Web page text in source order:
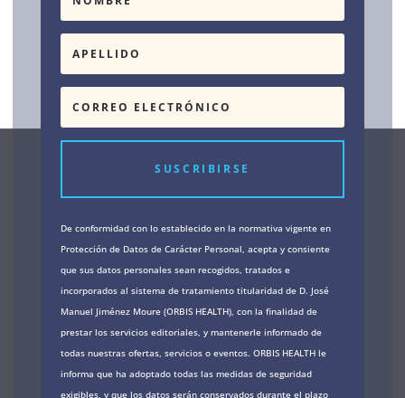
SUSCRIBIRSE
De conformidad con lo establecido en la normativa vigente en
Protección de Datos de Carácter Personal, acepta y consiente
que sus datos personales sean recogidos, tratados e
incorporados al sistema de tratamiento titularidad de D. José
Manuel Jiménez Moure (ORBIS HEALTH), con la finalidad de
prestar los servicios editoriales, y mantenerle informado de
todas nuestras ofertas, servicios o eventos. ORBIS HEALTH le
informa que ha adoptado todas las medidas de seguridad
exigibles, y que los datos serán conservados durante el plazo